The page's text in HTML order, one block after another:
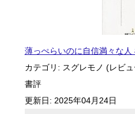
薄っぺらいのに自信満々な人
カテゴリ: スグレモノ (レビ
書評
更新日: 2025年04月24日